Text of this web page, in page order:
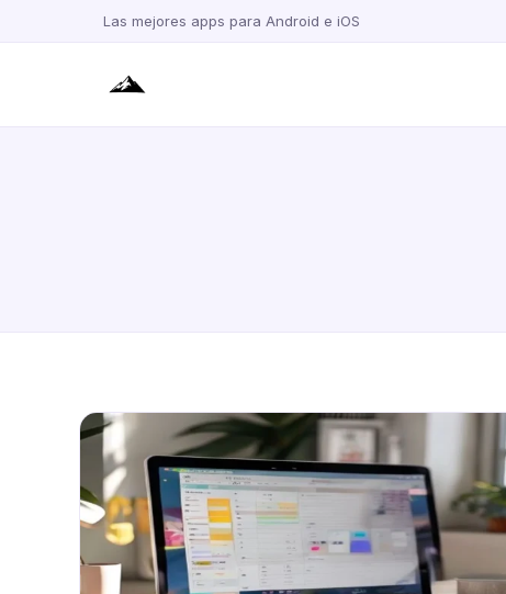
Las mejores apps para Android e iOS